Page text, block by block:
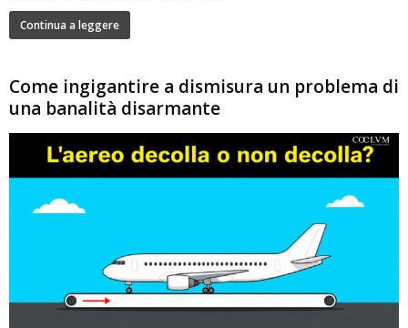
Continua a leggere
Come ingigantire a dismisura un problema di
una banalità disarmante